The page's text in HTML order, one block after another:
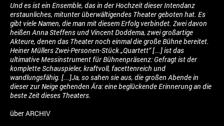
Und es ist ein Ensemble, das in der Hochzeit dieser Intendanz
erstaunliches, mitunter überwältigendes Theater geboten hat. Es
gibt viele Namen, die man mit diesem Erfolg verbindet. Zwei davon
heißen Anna Steffens und Vincent Doddema, zwei großartige
Akteure, denen das Theater noch einmal die große Bühne bereitet.
Heiner Müllers Zwei-Personen-Stück „Quartett“ [...] ist das
ultimative Messinstrument für Bühnenpräsenz: Gefragt ist der
komplette Schauspieler, kraftvoll, facettenreich und
wandlungsfähig. [...]Ja, so sahen sie aus, die großen Abende in
dieser zur Neige gehenden Ära: eine beglückende Erinnerung an die
beste Zeit dieses Theaters.
über ARCHIV